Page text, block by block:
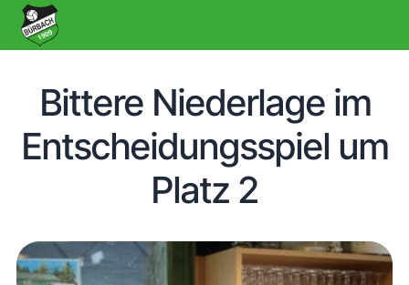
Bittere Niederlage im
Entscheidungsspiel um
Platz 2